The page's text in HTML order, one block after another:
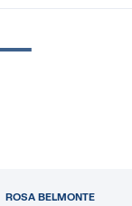
ROSA BELMONTE